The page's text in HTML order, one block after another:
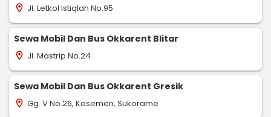
location_on Jl. Letkol Istiqlah No.95
Sewa Mobil Dan Bus Okkarent Blitar
location_on Jl. Mastrip No.24
Sewa Mobil Dan Bus Okkarent Gresik
location_on Gg. V No.26, Kesemen, Sukorame